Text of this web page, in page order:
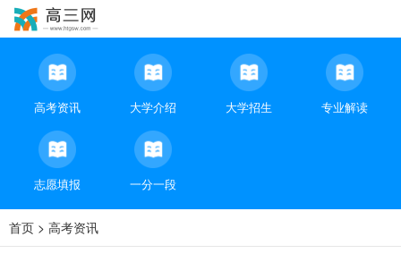
高考资讯 大学介绍 大学招生 专业解读
志愿填报 一分一段
首页 > 高考资讯